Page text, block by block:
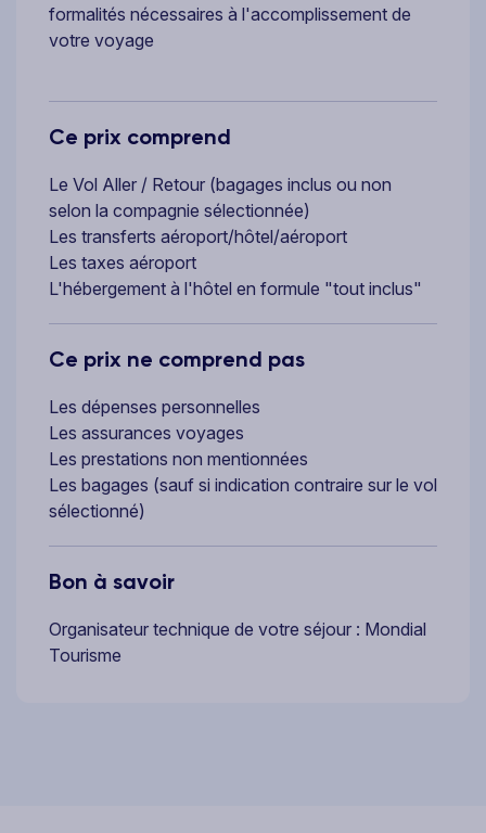
formalités nécessaires à l'accomplissement de
votre voyage
Ce prix comprend
Le Vol Aller / Retour (bagages inclus ou non
selon la compagnie sélectionnée)
Les transferts aéroport/hôtel/aéroport
Les taxes aéroport
L'hébergement à l'hôtel en formule "tout inclus"
Ce prix ne comprend pas
Les dépenses personnelles
Les assurances voyages
Les prestations non mentionnées
Les bagages (sauf si indication contraire sur le vol
sélectionné)
Bon à savoir
Organisateur technique de votre séjour : Mondial
Tourisme